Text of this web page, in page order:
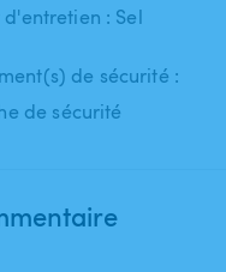
: Sel
de sécurité :
de sécurité